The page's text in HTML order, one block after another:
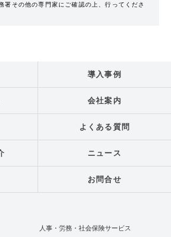
署その他の専門家にご確認の上、行ってくださ
導入事例
会社案内
よくある質問
ニュース
お問合せ
人事・労務・社会保険サービス